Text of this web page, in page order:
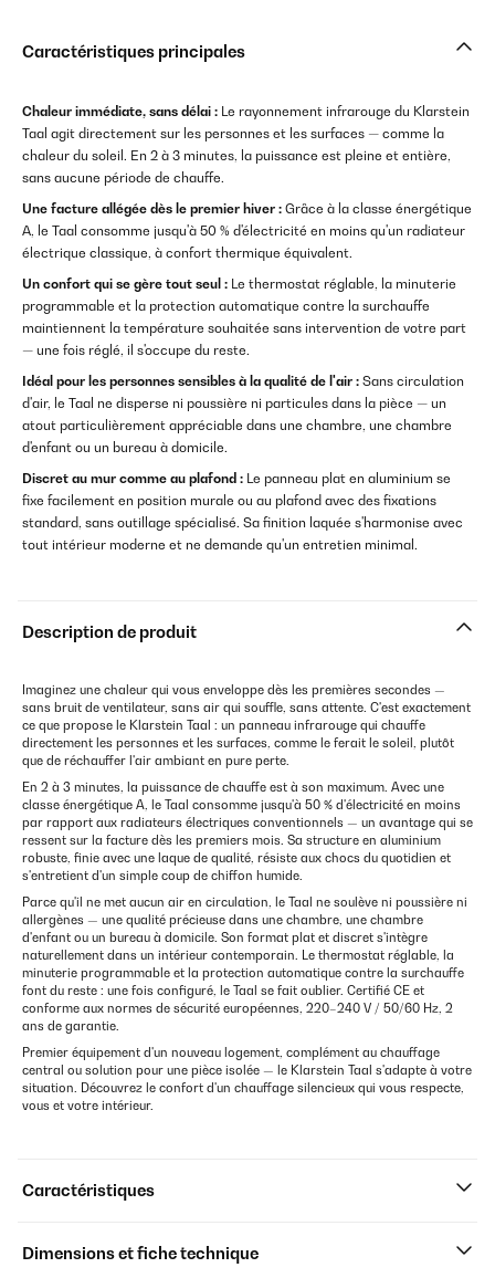
Caractéristiques principales
Chaleur immédiate, sans délai : Le rayonnement infrarouge du Klarstein
Taal agit directement sur les personnes et les surfaces — comme la
chaleur du soleil. En 2 à 3 minutes, la puissance est pleine et entière,
sans aucune période de chauffe.
Une facture allégée dès le premier hiver : Grâce à la classe énergétique
A, le Taal consomme jusqu'à 50 % d'électricité en moins qu'un radiateur
électrique classique, à confort thermique équivalent.
Un confort qui se gère tout seul : Le thermostat réglable, la minuterie
programmable et la protection automatique contre la surchauffe
maintiennent la température souhaitée sans intervention de votre part
— une fois réglé, il s'occupe du reste.
Idéal pour les personnes sensibles à la qualité de l'air : Sans circulation
d'air, le Taal ne disperse ni poussière ni particules dans la pièce — un
atout particulièrement appréciable dans une chambre, une chambre
d'enfant ou un bureau à domicile.
Discret au mur comme au plafond : Le panneau plat en aluminium se
fixe facilement en position murale ou au plafond avec des fixations
standard, sans outillage spécialisé. Sa finition laquée s'harmonise avec
tout intérieur moderne et ne demande qu'un entretien minimal.
Description de produit
Imaginez une chaleur qui vous enveloppe dès les premières secondes —
sans bruit de ventilateur, sans air qui souffle, sans attente. C'est exactement
ce que propose le Klarstein Taal : un panneau infrarouge qui chauffe
directement les personnes et les surfaces, comme le ferait le soleil, plutôt
que de réchauffer l'air ambiant en pure perte.
En 2 à 3 minutes, la puissance de chauffe est à son maximum. Avec une
classe énergétique A, le Taal consomme jusqu'à 50 % d'électricité en moins
par rapport aux radiateurs électriques conventionnels — un avantage qui se
ressent sur la facture dès les premiers mois. Sa structure en aluminium
robuste, finie avec une laque de qualité, résiste aux chocs du quotidien et
s'entretient d'un simple coup de chiffon humide.
Parce qu'il ne met aucun air en circulation, le Taal ne soulève ni poussière ni
allergènes — une qualité précieuse dans une chambre, une chambre
d'enfant ou un bureau à domicile. Son format plat et discret s'intègre
naturellement dans un intérieur contemporain. Le thermostat réglable, la
minuterie programmable et la protection automatique contre la surchauffe
font du reste : une fois configuré, le Taal se fait oublier. Certifié CE et
conforme aux normes de sécurité européennes, 220–240 V / 50/60 Hz, 2
ans de garantie.
Premier équipement d'un nouveau logement, complément au chauffage
central ou solution pour une pièce isolée — le Klarstein Taal s'adapte à votre
situation. Découvrez le confort d'un chauffage silencieux qui vous respecte,
vous et votre intérieur.
Caractéristiques
Dimensions et fiche technique